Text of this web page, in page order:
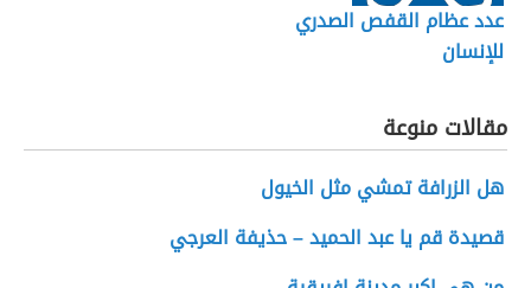
عدد عظام القفص الصدري
للإنسان
مقالات منوعة
هل الزرافة تمشي مثل الخيول
قصيدة قم يا عبد الحميد – حذيفة العرجي